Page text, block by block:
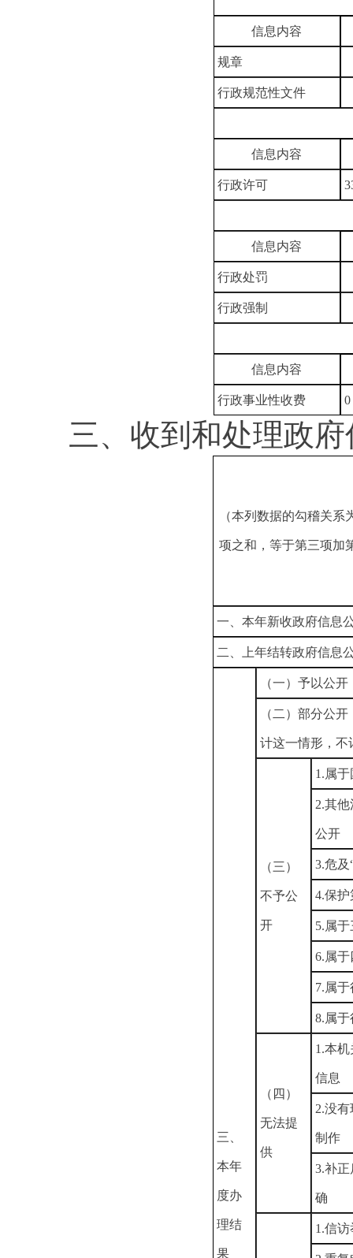
信息内容
规章
行政规范性文件
信息内容
行政许可
信息内容
行政处罚
行政强制
信息内容
行政事业性收费 0
三、收到和处理政
（本列数据的勾稽关系
项之和，等于第三项加
一、本年新收政府信息
二、上年结转政府信息
三、
本年
度办
理结
果
（一）予以公开
（二）部分公
计这一情形，不
（三）
不予公
开
1.属
2.其
公开
3.危及
4.保
5.属
6.属
7.属
8.属
（四）
无法提
供
1.本
信息
2.没
制作
3.补
确
1.信